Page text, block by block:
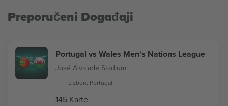
Preporučeni Događaji
Portugal vs Wales Men's Nations League
José Alvalade Stadium
Lisbon, Portugal
145 Karte